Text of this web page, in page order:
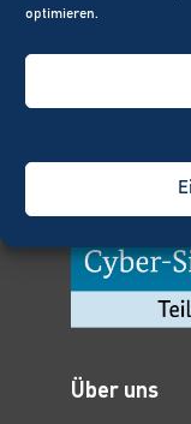
optimieren.
91166
Deutschland
Über uns